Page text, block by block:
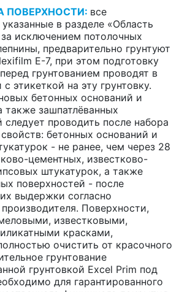
ПОВЕРХНОСТИ: все
в разделе «Область
исключением потолочных
предварительно грунтуют
Е-7, при этом подготовку
грунтованием проводят в
этикеткой на эту грунтовку.
бетонных оснований и
также зашпатлёванных
следует проводить после набора
бетонных оснований и
- не ранее, чем через 28
цементных, известково-
штукатурок, а также
поверхностей - после
выдержки согласно
Поверхности,
известковыми,
красками,
очистить от красочного
грунтование
грунтовкой Excel Prim под
для гарантированного